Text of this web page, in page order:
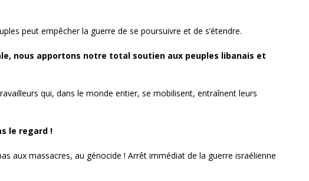
peut empêcher la guerre de se poursuivre et de s’étendre.
nous apportons notre total soutien aux peuples libanais et
qui, dans le monde entier, se mobilisent, entraînent leurs
le regard !
aux massacres, au génocide ! Arrêt immédiat de la guerre israélienne